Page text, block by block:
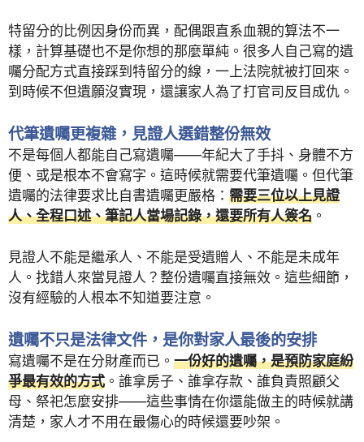
特留分的比例因身份而異，配偶跟直系血親的算法不一
樣，計算基礎也不是你想的那麼單純。很多人自己寫的遺
囑分配方式直接踩到特留分的線，一上法院就被打回來。
到時候不但遺願沒實現，還讓家人為了打官司反目成仇。
代筆遺囑更複雜，見證人選錯整份無效
不是每個人都能自己寫遺囑——年紀大了手抖、身體不方
便、或是根本不會寫字。這時候就需要代筆遺囑。但代筆
遺囑的法律要求比自書遺囑更嚴格： 需要三位以上見證
人、全程口述、筆記人當場記錄，還要所有人簽名 。
見證人不能是繼承人、不能是受遺贈人、不能是未成年
人。找錯人來當見證人？整份遺囑直接無效。這些細節，
沒有經驗的人根本不知道要注意。
遺囑不只是法律文件，是你對家人最後的安排
寫遺囑不是在分財產而已。 一份好的遺囑，是預防家庭紛
爭最有效的方式 。誰拿房子、誰拿存款、誰負責照顧父
母、祭祀怎麼安排——這些事情在你還能做主的時候就講
清楚，家人才不用在最傷心的時候還要吵架。